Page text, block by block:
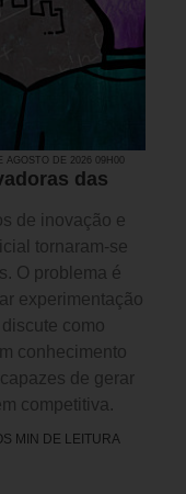
AGOSTO DE 2026 09H00
das
de inovação e
tornaram-se
O problema é
experimentação
como
conhecimento
de gerar
competitiva.
MIN DE LEITURA